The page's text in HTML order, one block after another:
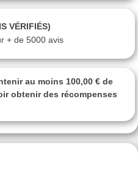
VÉRIFIÉS)
+ de 5000 avis
au moins 100,00 € de
obtenir des récompenses